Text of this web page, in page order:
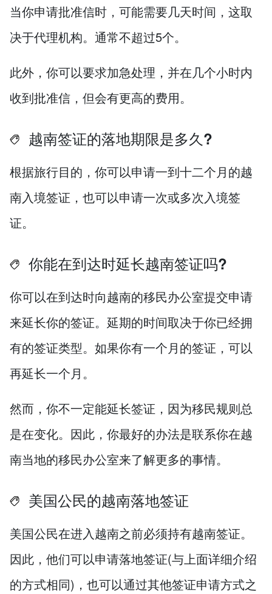
当你申请批准信时，可能需要几天时间，这取
决于代理机构。通常不超过5个。
此外，你可以要求加急处理，并在几个小时内
收到批准信，但会有更高的费用。
越南签证的落地期限是多久?
根据旅行目的，你可以申请一到十二个月的越
南入境签证，也可以申请一次或多次入境签
证。
你能在到达时延长越南签证吗?
你可以在到达时向越南的移民办公室提交申请
来延长你的签证。延期的时间取决于你已经拥
有的签证类型。如果你有一个月的签证，可以
再延长一个月。
然而，你不一定能延长签证，因为移民规则总
是在变化。因此，你最好的办法是联系你在越
南当地的移民办公室来了解更多的事情。
美国公民的越南落地签证
美国公民在进入越南之前必须持有越南签证。
因此，他们可以申请落地签证(与上面详细介绍
的方式相同)，也可以通过其他签证申请方式之